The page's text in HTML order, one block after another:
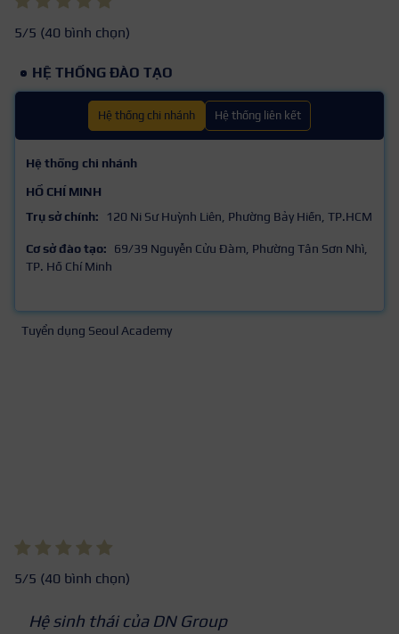
5/5 (40 bình chọn)
HỆ THỐNG ĐÀO TẠO
Hệ thống chi nhánh Hệ thống liên kết
Hệ thống chi nhánh
HỒ CHÍ MINH
Trụ sở chính:
120 Ni Sư Huỳnh Liên, Phường Bảy Hiền, TP.HCM
Cơ sở đào tạo:
69/39 Nguyễn Cửu Đàm, Phường Tân Sơn Nhì,
TP. Hồ Chí Minh
Tuyển dụng Seoul Academy
5/5 (40 bình chọn)
Hệ sinh thái của DN Group